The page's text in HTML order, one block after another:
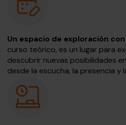
Un espacio de exploración con
curso teórico, es un lugar para
descubrir nuevas posibilidades
desde la escucha, la presencia y